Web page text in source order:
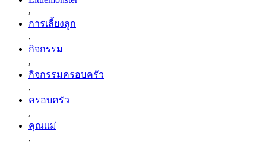
,
การเลี้ยงลูก
,
กิจกรรม
,
กิจกรรมครอบครัว
,
ครอบครัว
,
คุณเเม่
,